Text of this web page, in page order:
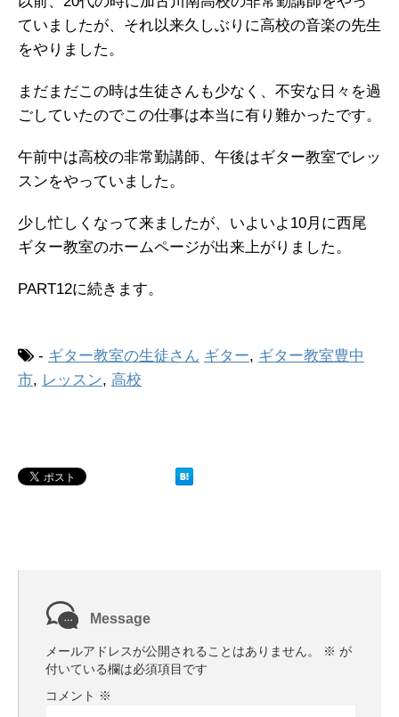
ていましたが、それ以来久しぶりに高校の音楽の先生
をやりました。
まだまだこの時は生徒さんも少なく、不安な日々を過
ごしていたのでこの仕事は本当に有り難かったです。
午前中は高校の非常勤講師、午後はギター教室でレッ
スンをやっていました。
少し忙しくなって来ましたが、いよいよ10月に西尾
ギター教室のホームページが出来上がりました。
PART12に続きます。
- ギター教室の生徒さん ギター, ギター教室豊中
市, レッスン, 高校
Message
メールアドレスが公開されることはありません。 ※ が
付いている欄は必須項目です
コメント ※